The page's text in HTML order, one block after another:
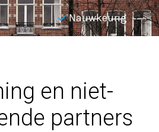
Nauwkeurig
en niet-
partners